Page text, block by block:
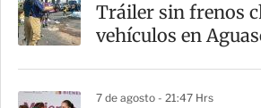
Tráiler sin frenos
vehículos en
7 de agosto - 21:47 Hrs